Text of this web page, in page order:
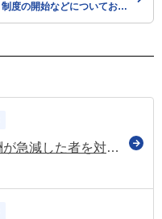
制度の開始などについてお知
療養、育児又は介護により報酬が急減した者を対象とした標準報酬月額の保険者算定の特例 令和9年1月から適用（厚労省）